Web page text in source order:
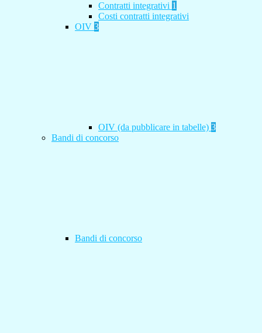
Contratti integrativi 1
Costi contratti integrativi
OIV 3
OIV (da pubblicare in tabelle) 3
Bandi di concorso
Bandi di concorso